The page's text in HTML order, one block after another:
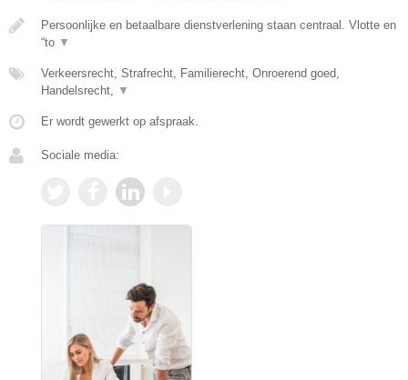
Persoonlijke en betaalbare dienstverlening staan centraal. Vlotte en
“to ▼
Verkeersrecht, Strafrecht, Familierecht, Onroerend goed,
Handelsrecht, ▼
Er wordt gewerkt op afspraak.
Sociale media: